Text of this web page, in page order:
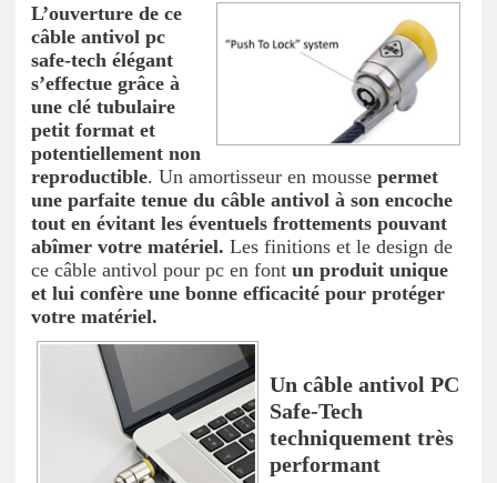
L’ouverture de ce
câble antivol pc
safe-tech élégant
s’effectue grâce à
une clé tubulaire
petit format et
potentiellement non
reproductible. Un amortisseur en mousse permet
une parfaite tenue du câble antivol à son encoche
tout en évitant les éventuels frottements pouvant
abîmer votre matériel. Les finitions et le design de
ce câble antivol pour pc en font un produit unique
et lui confère une bonne efficacité pour protéger
votre matériel.
Un câble antivol PC
Safe-Tech
techniquement très
performant